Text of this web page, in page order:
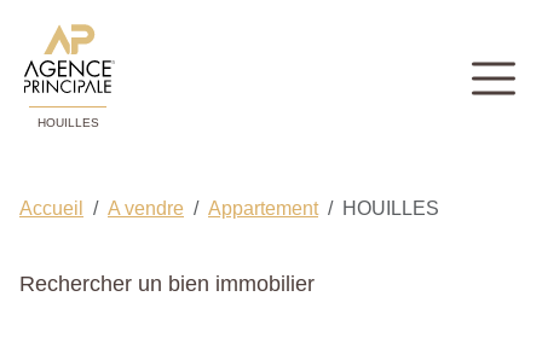
HOUILLES
Accueil A vendre Appartement HOUILLES
Rechercher un bien immobilier